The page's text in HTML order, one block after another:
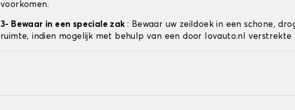
voorkomen.
3- Bewaar in een speciale zak : Bewaar uw zeildoek in een schone,
ruimte, indien mogelijk met behulp van een door lovauto.nl verstrekte